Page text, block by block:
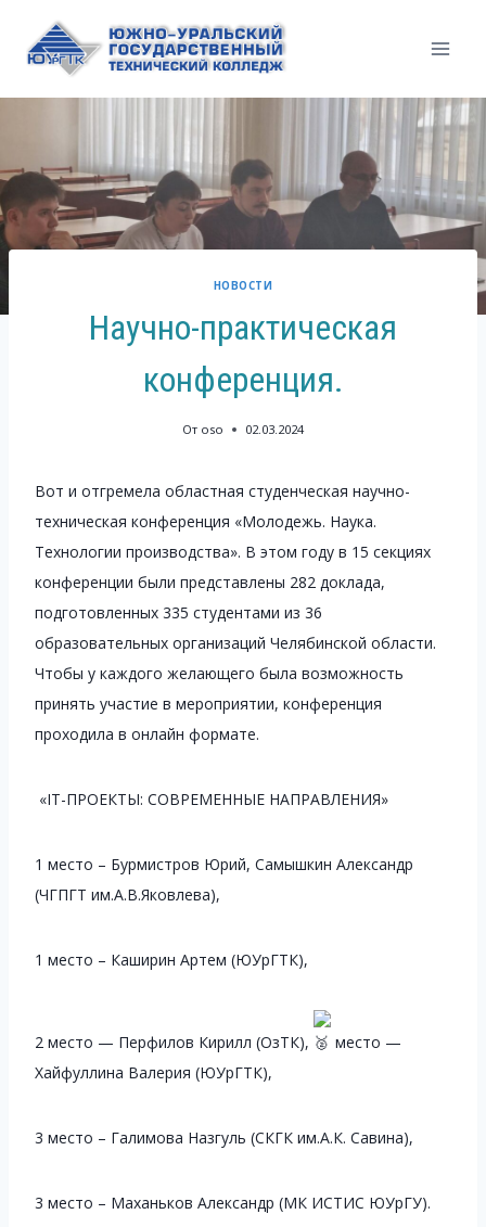
содержимому
НОВОСТИ
Научно-практическая
конференция.
От oso 02.03.2024
Вот и отгремела областная студенческая научно-
техническая конференция «Молодежь. Наука.
Технологии производства». В этом году в 15 секциях
конференции были представлены 282 доклада,
подготовленных 335 студентами из 36
образовательных организаций Челябинской области.
Чтобы у каждого желающего была возможность
принять участие в мероприятии, конференция
проходила в онлайн формате.
«IT-ПРОЕКТЫ: СОВРЕМЕННЫЕ НАПРАВЛЕНИЯ»
1 место – Бурмистров Юрий, Самышкин Александр
(ЧГПГТ им.А.В.Яковлева),
1 место – Каширин Артем (ЮУрГТК),
2 место — Перфилов Кирилл (ОзТК),
место —
Хайфуллина Валерия (ЮУрГТК),
3 место – Галимова Назгуль (СКГК им.А.К. Савина),
3 место – Маханьков Александр (МК ИСТИС ЮУрГУ).